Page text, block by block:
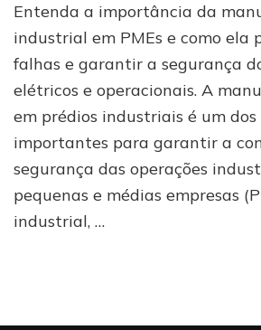
em
e
Entenda a importância da
industrial em PMEs e como ela
falhas e garantir a segurança
elétricos e operacionais. A
em prédios industriais é um
importantes para garantir a
segurança das operações
pequenas e médias empresas
industrial, …